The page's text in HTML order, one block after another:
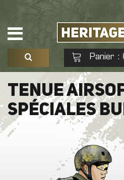
Panier :
Voir mon panier
Aucun produit
TENUE
SPÉCIALES